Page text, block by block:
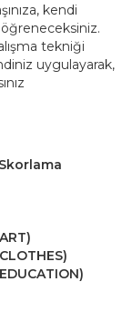
kendi
tekniği
uygulayarak,